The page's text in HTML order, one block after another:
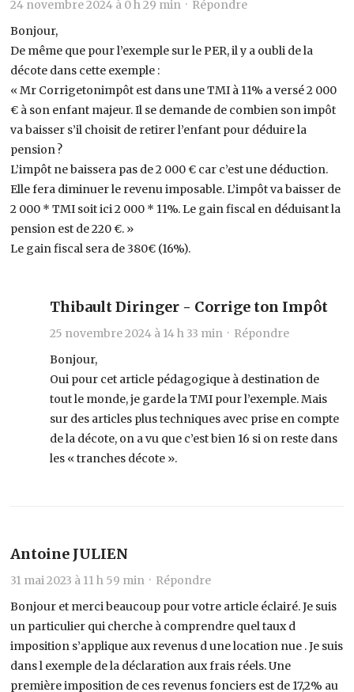
24 novembre 2024 à 0 h 29 min · Répondre
Bonjour,
De même que pour l’exemple sur le PER, il y a oubli de la
décote dans cette exemple :
« Mr Corrigetonimpôt est dans une TMI à 11% a versé 2 000
€ à son enfant majeur. Il se demande de combien son impôt
va baisser s’il choisit de retirer l’enfant pour déduire la
pension ?
L’impôt ne baissera pas de 2 000 € car c’est une déduction.
Elle fera diminuer le revenu imposable. L’impôt va baisser de
2 000 * TMI soit ici 2 000 * 11%. Le gain fiscal en déduisant la
pension est de 220 €. »
Le gain fiscal sera de 380€ (16%).
Thibault Diringer - Corrige ton Impôt
25 novembre 2024 à 14 h 33 min · Répondre
Bonjour,
Oui pour cet article pédagogique à destination de
tout le monde, je garde la TMI pour l’exemple. Mais
sur des articles plus techniques avec prise en compte
de la décote, on a vu que c’est bien 16 si on reste dans
les « tranches décote ».
Antoine JULIEN
31 mai 2023 à 11 h 59 min · Répondre
Bonjour et merci beaucoup pour votre article éclairé. Je suis
un particulier qui cherche à comprendre quel taux d
imposition s’applique aux revenus d une location nue . Je suis
dans l exemple de la déclaration aux frais réels. Une
première imposition de ces revenus fonciers est de 17,2% au